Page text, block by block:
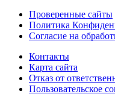
Проверенные сайты
Политика
Согласие на
Контакты
Карта сайта
Отказ от
Пользовательское